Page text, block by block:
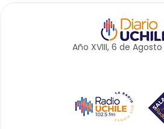
Año XVIII, 6 de Agosto